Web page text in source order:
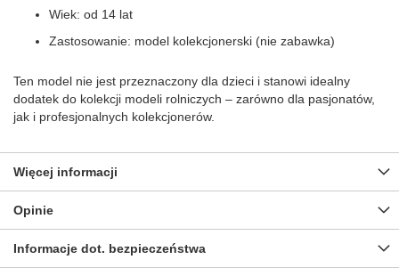
Wiek: od 14 lat
Zastosowanie: model kolekcjonerski (nie zabawka)
Ten model nie jest przeznaczony dla dzieci i stanowi idealny
dodatek do kolekcji modeli rolniczych – zarówno dla pasjonatów,
jak i profesjonalnych kolekcjonerów.
Więcej informacji
Opinie
Informacje dot. bezpieczeństwa